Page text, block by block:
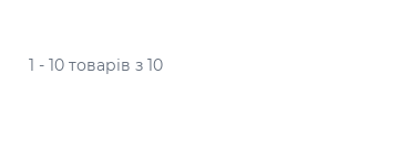
1 - 10 товарів з 10